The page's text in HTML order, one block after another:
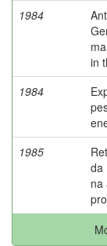
1984
in
1984
1985
da
na